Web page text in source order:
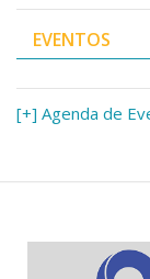
EVENTOS
[+] Agenda de